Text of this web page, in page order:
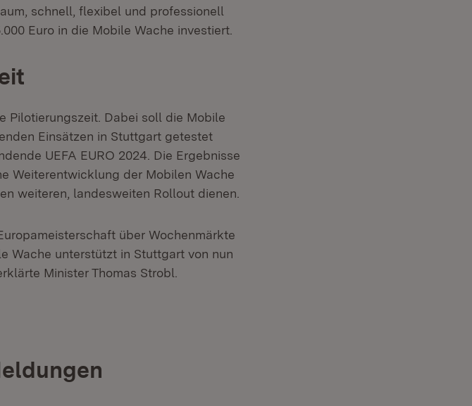
schnell, flexibel und professionell
Euro in die Mobile Wache investiert.
Pilotierungszeit. Dabei soll die Mobile
Einsätzen in Stuttgart getestet
UEFA EURO 2024. Die Ergebnisse
Weiterentwicklung der Mobilen Wache
weiteren, landesweiten Rollout dienen.
über Wochenmärkte
Wache unterstützt in Stuttgart von nun
Minister Thomas Strobl.